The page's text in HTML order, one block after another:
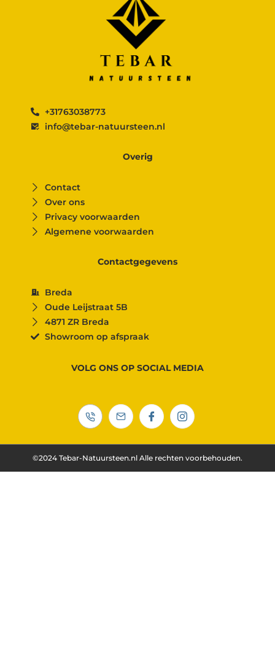
+31763038773
info@tebar-natuursteen.nl
Overig
Contact
Over ons
Privacy voorwaarden
Algemene voorwaarden
Contactgegevens
Breda
Oude Leijstraat 5B
4871 ZR Breda
Showroom op afspraak
VOLG ONS OP SOCIAL MEDIA
©2024 Tebar-Natuursteen.nl Alle rechten voorbehouden.